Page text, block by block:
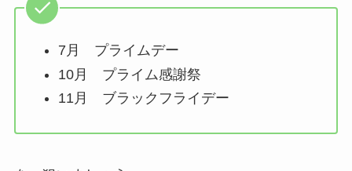
7月 プライムデー
10月 プライム感謝祭
11月 ブラックフライデー